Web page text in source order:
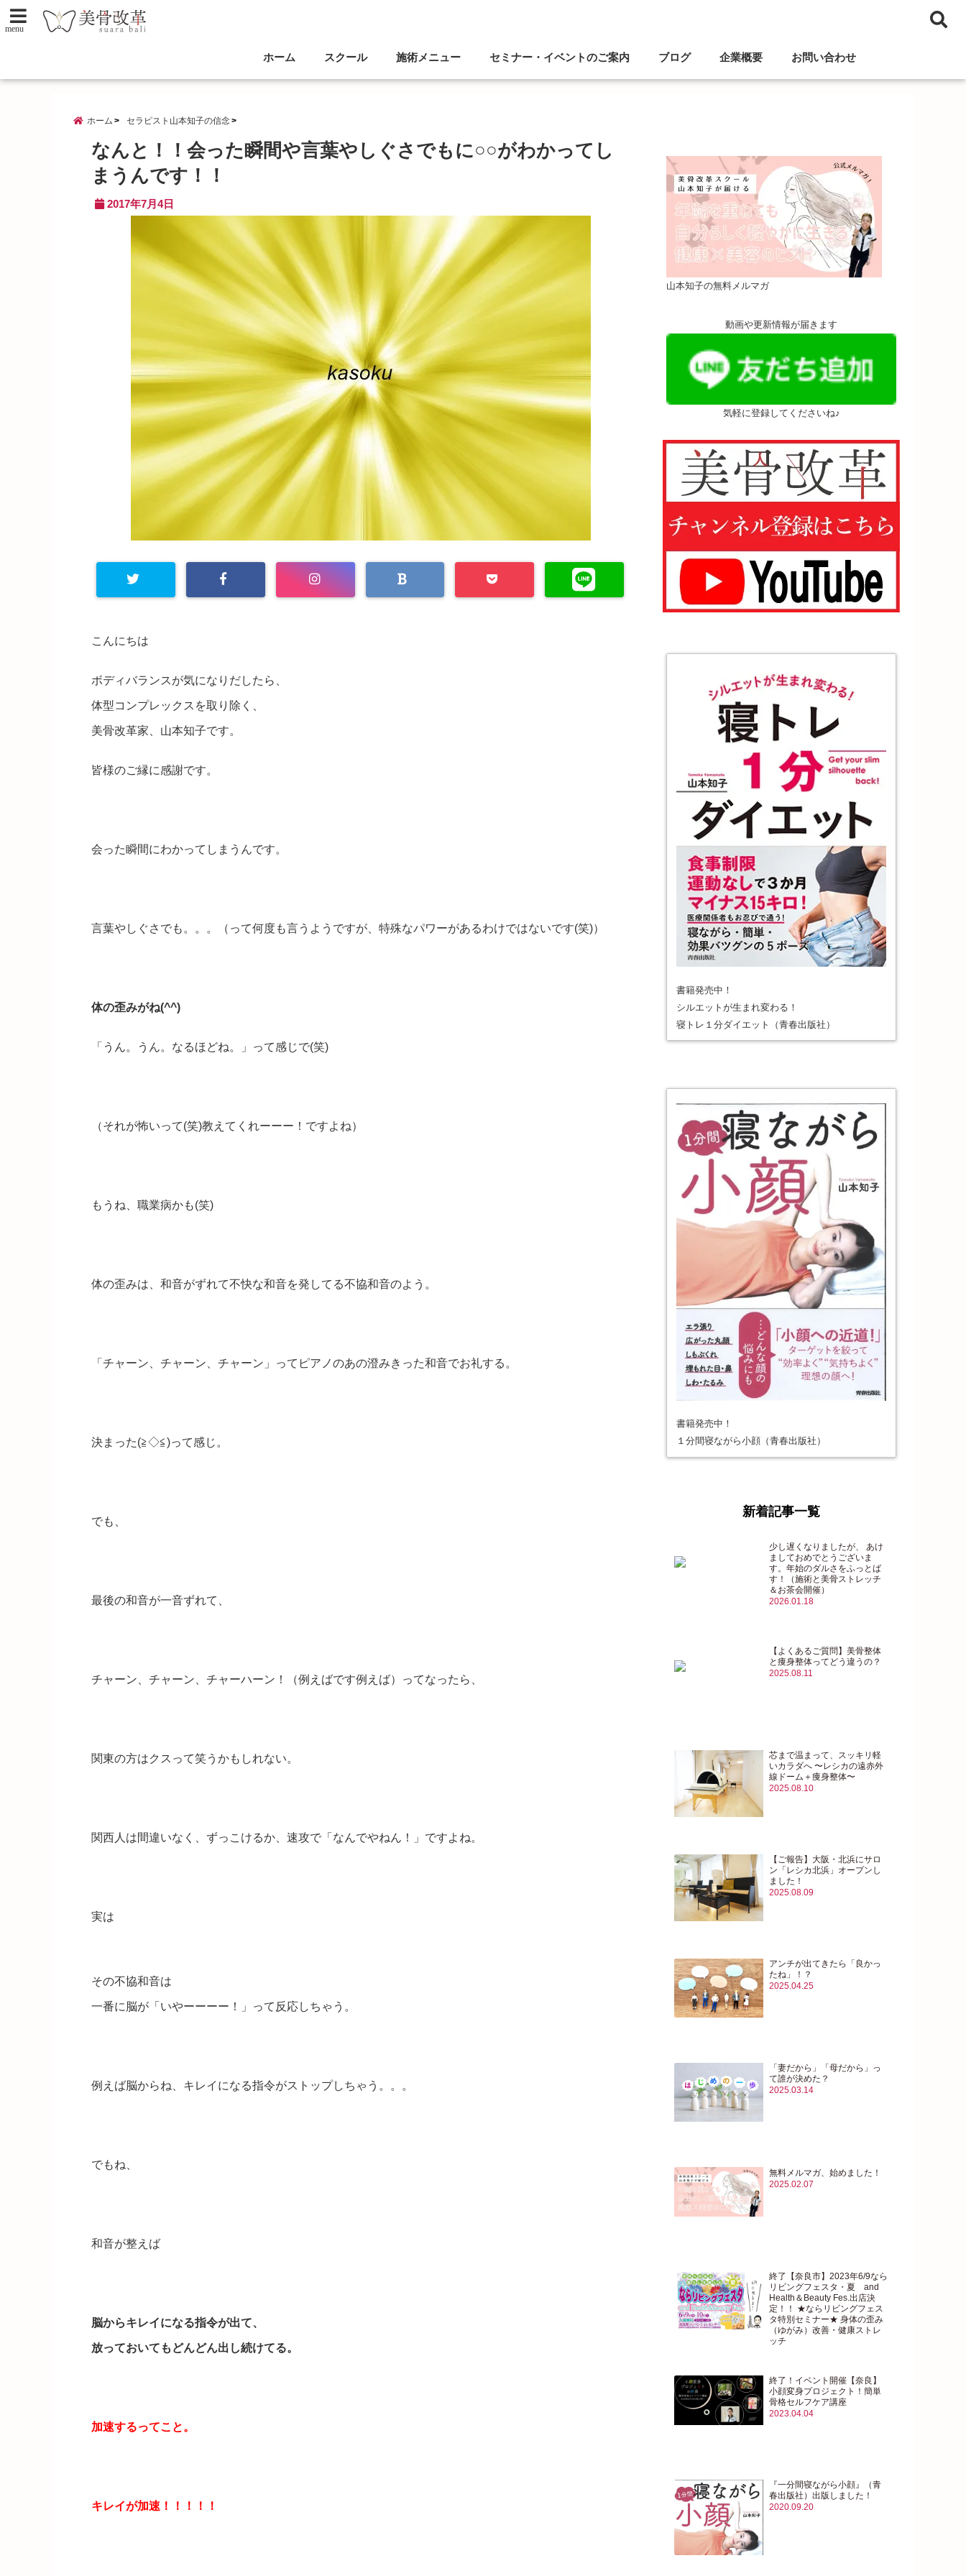
menu
ホーム スクール 施術メニュー セミナー・イベントのご案内 ブログ 企業概要 お問い合わせ
ホーム セラピスト山本知子の信念
なんと！！会った瞬間や言葉やしぐさでもに○○がわかってし
まうんです！！
2017年7月4日
こんにちは
ボディバランスが気になりだしたら、
体型コンプレックスを取り除く、
美骨改革家、山本知子です。
皆様のご縁に感謝です。
会った瞬間にわかってしまうんです。
言葉やしぐさでも。。。（って何度も言うようですが、特殊なパワーがあるわけではないです(笑)）
体の歪みがね(^^)
「うん。うん。なるほどね。」って感じで(笑)
（それが怖いって(笑)教えてくれーーー！ですよね）
もうね、職業病かも(笑)
体の歪みは、和音がずれて不快な和音を発してる不協和音のよう。
「チャーン、チャーン、チャーン」ってピアノのあの澄みきった和音でお礼する。
決まった(≧◇≦)って感じ。
でも、
最後の和音が一音ずれて、
チャーン、チャーン、チャーハーン！（例えばです例えば）ってなったら、
関東の方はクスって笑うかもしれない。
関西人は間違いなく、ずっこけるか、速攻で「なんでやねん！」ですよね。
実は
その不協和音は
一番に脳が「いやーーーー！」って反応しちゃう。
例えば脳からね、キレイになる指令がストップしちゃう。。。
でもね、
和音が整えば
脳からキレイになる指令が出て、
放っておいてもどんどん出し続けてる。
加速するってこと。
キレイが加速！！！！！
山本知子の無料メルマガ
動画や更新情報が届きます
気軽に登録してくださいね♪
書籍発売中！
シルエットが生まれ変わる！
寝トレ１分ダイエット（青春出版社）
書籍発売中！
１分間寝ながら小顔（青春出版社）
新着記事一覧
少し遅くなりましたが、 あけ
ましておめでとうございま
す。年始のダルさをふっとば
す！（施術と美骨ストレッチ
＆お茶会開催）
2026.01.18
【よくあるご質問】美骨整体
と痩身整体ってどう違うの？
2025.08.11
芯まで温まって、スッキリ軽
いカラダへ 〜レシカの遠赤外
線ドーム＋痩身整体〜
2025.08.10
【ご報告】大阪・北浜にサロ
ン「レシカ北浜」オープンし
ました！
2025.08.09
アンチが出てきたら「良かっ
たね」！？
2025.04.25
「妻だから」「母だから」っ
て誰が決めた？
2025.03.14
無料メルマガ、始めました！
2025.02.07
終了【奈良市】2023年6/9なら
リビングフェスタ・夏 and
Health＆Beauty Fes.出店決
定！！ ★ならリビングフェス
タ特別セミナー★ 身体の歪み
（ゆがみ）改善・健康ストレ
ッチ
終了！イベント開催【奈良】
小顔変身プロジェクト！簡単
骨格セルフケア講座
2023.04.04
『一分間寝ながら小顔』（青
春出版社）出版しました！
2020.09.20